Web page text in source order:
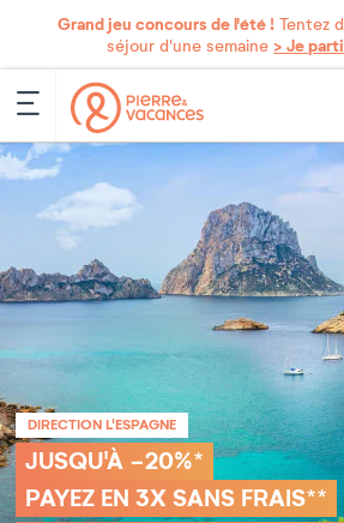
Grand jeu concours de l'été ! Tentez
séjour d'une semaine > Je
DIRECTION L'ESPAGNE
JUSQU'À -20%*
PAYEZ EN 3X SANS FRAIS**